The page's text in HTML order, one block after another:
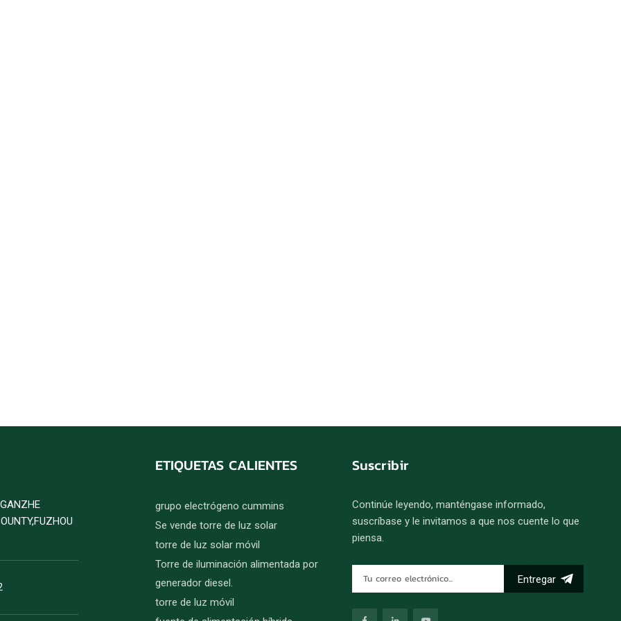
ETIQUETAS CALIENTES
grupo electrógeno cummins
Se vende torre de luz solar
torre de luz solar móvil
Torre de iluminación alimentada por
generador diesel.
torre de luz móvil
Suscribir
Continúe leyendo, manténgase informado,
suscríbase y le invitamos a que nos cuente lo que
piensa.
Entregar